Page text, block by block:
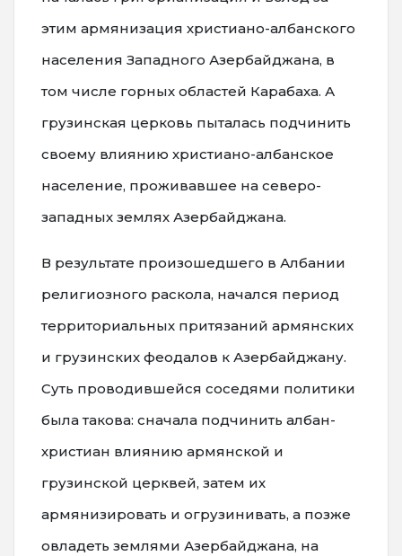
этим армянизация христиано-албанского
населения Западного Азербайджана, в
том числе горных областей Карабаха. А
грузинская церковь пыталась подчинить
своему влиянию христиано-албанское
население, проживавшее на северо-
западных землях Азербайджана.
В результате произошедшего в Албании
религиозного раскола, начался период
территориальных притязаний армянских
и грузинских феодалов к Азербайджану.
Суть проводившейся соседями политики
была такова: сначала подчинить албан-
христиан влиянию армянской и
грузинской церквей, затем их
армянизировать и огрузинивать, а позже
овладеть землями Азербайджана, на